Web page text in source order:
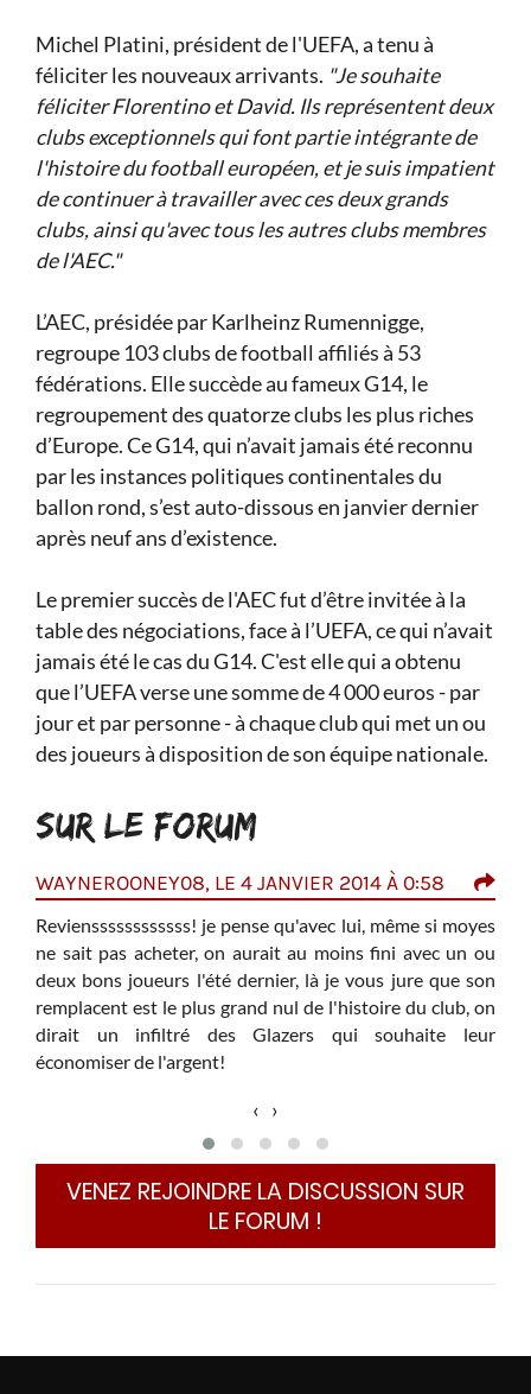
Michel Platini, président de l'UEFA, a tenu à
féliciter les nouveaux arrivants. "Je souhaite
féliciter Florentino et David. Ils représentent deux
clubs exceptionnels qui font partie intégrante de
l'histoire du football européen, et je suis impatient
de continuer à travailler avec ces deux grands
clubs, ainsi qu'avec tous les autres clubs membres
de l'AEC."
L’AEC, présidée par Karlheinz Rumennigge,
regroupe 103 clubs de football affiliés à 53
fédérations. Elle succède au fameux G14, le
regroupement des quatorze clubs les plus riches
d’Europe. Ce G14, qui n’avait jamais été reconnu
par les instances politiques continentales du
ballon rond, s’est auto-dissous en janvier dernier
après neuf ans d’existence.
Le premier succès de l'AEC fut d’être invitée à la
table des négociations, face à l’UEFA, ce qui n’avait
jamais été le cas du G14. C'est elle qui a obtenu
que l’UEFA verse une somme de 4 000 euros - par
jour et par personne - à chaque club qui met un ou
des joueurs à disposition de son équipe nationale.
SUR LE FORUM
WAYNEROONEY08, LE 4 JANVIER 2014 À 0:58
Revienssssssssssss! je pense qu'avec lui, même si moyes
ne sait pas acheter, on aurait au moins fini avec un ou
deux bons joueurs l'été dernier, là je vous jure que son
remplacent est le plus grand nul de l'histoire du club, on
dirait un infiltré des Glazers qui souhaite leur
économiser de l'argent!
‹ ›
VENEZ REJOINDRE LA DISCUSSION SUR
LE FORUM !